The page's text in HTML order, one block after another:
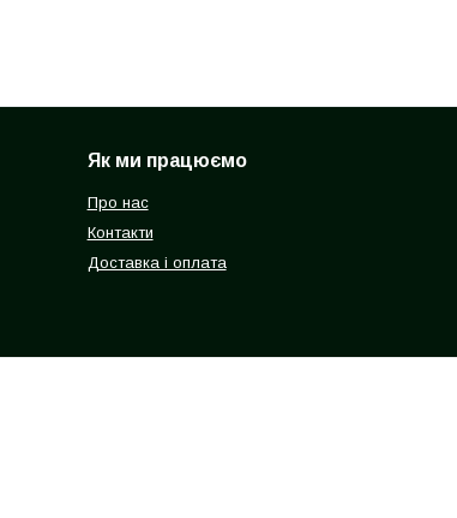
Як ми працюємо
Про нас
Контакти
Доставка і оплата